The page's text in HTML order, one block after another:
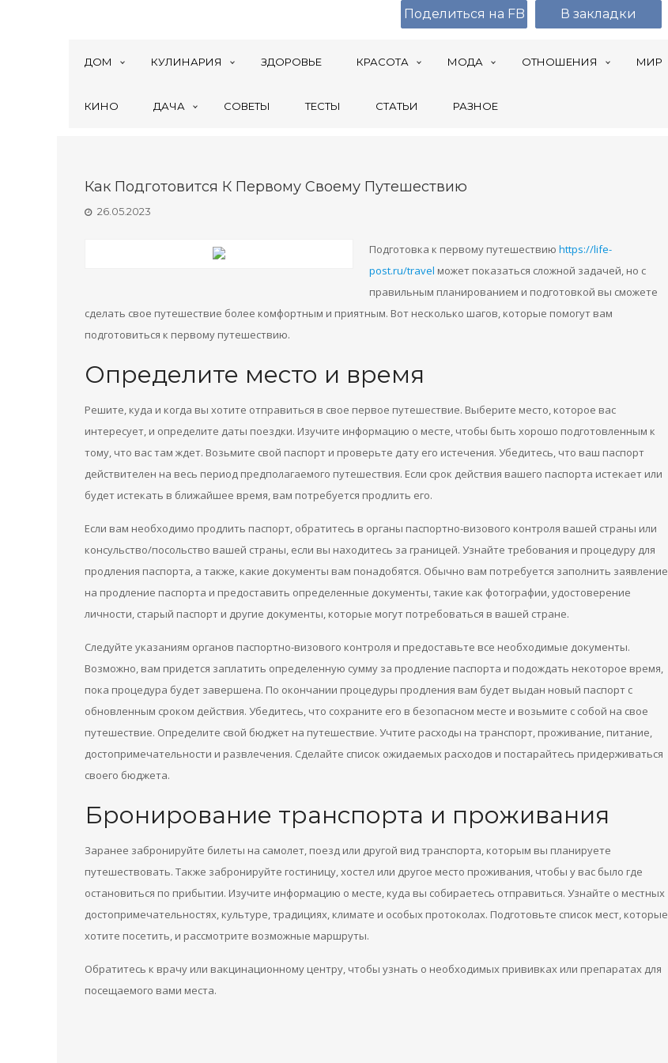
ДОМ КУЛИНАРИЯ ЗДОРОВЬЕ КРАСОТА МОДА ОТНОШЕНИЯ МИР
КИНО ДАЧА СОВЕТЫ ТЕСТЫ СТАТЬИ РАЗНОЕ
Как Подготовится К Первому Своему Путешествию
26.05.2023
Подготовка к первому путешествию https://life-
post.ru/travel может показаться сложной задачей, но с
правильным планированием и подготовкой вы сможете
сделать свое путешествие более комфортным и приятным. Вот несколько шагов, которые помогут вам
подготовиться к первому путешествию.
Определите место и время
Решите, куда и когда вы хотите отправиться в свое первое путешествие. Выберите место, которое вас
интересует, и определите даты поездки. Изучите информацию о месте, чтобы быть хорошо подготовленным к
тому, что вас там ждет. Возьмите свой паспорт и проверьте дату его истечения. Убедитесь, что ваш паспорт
действителен на весь период предполагаемого путешествия. Если срок действия вашего паспорта истекает или
будет истекать в ближайшее время, вам потребуется продлить его.
Если вам необходимо продлить паспорт, обратитесь в органы паспортно-визового контроля вашей страны или
консульство/посольство вашей страны, если вы находитесь за границей. Узнайте требования и процедуру для
продления паспорта, а также, какие документы вам понадобятся. Обычно вам потребуется заполнить заявление
на продление паспорта и предоставить определенные документы, такие как фотографии, удостоверение
личности, старый паспорт и другие документы, которые могут потребоваться в вашей стране.
Следуйте указаниям органов паспортно-визового контроля и предоставьте все необходимые документы.
Возможно, вам придется заплатить определенную сумму за продление паспорта и подождать некоторое время,
пока процедура будет завершена. По окончании процедуры продления вам будет выдан новый паспорт с
обновленным сроком действия. Убедитесь, что сохраните его в безопасном месте и возьмите с собой на свое
путешествие. Определите свой бюджет на путешествие. Учтите расходы на транспорт, проживание, питание,
достопримечательности и развлечения. Сделайте список ожидаемых расходов и постарайтесь придерживаться
своего бюджета.
Бронирование транспорта и проживания
Заранее забронируйте билеты на самолет, поезд или другой вид транспорта, которым вы планируете
путешествовать. Также забронируйте гостиницу, хостел или другое место проживания, чтобы у вас было где
остановиться по прибытии. Изучите информацию о месте, куда вы собираетесь отправиться. Узнайте о местных
достопримечательностях, культуре, традициях, климате и особых протоколах. Подготовьте список мест, которые
хотите посетить, и рассмотрите возможные маршруты.
Обратитесь к врачу или вакцинационному центру, чтобы узнать о необходимых прививках или препаратах для
посещаемого вами места.
Поделиться на FB В закладки